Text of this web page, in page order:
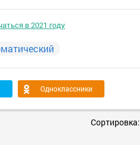
в 2021 году
Одноклассники
Сортировка: